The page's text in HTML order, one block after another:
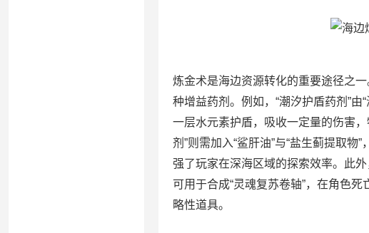
炼金术是海边资源转化的重要途径之一
种增益药剂。例如，“潮汐护盾药剂”由
一层水元素护盾，吸收一定量的伤害
剂”则需加入“鲨肝油”与“盐生蓟提取
强了玩家在深海区域的探索效率。此外
可用于合成“灵魂复苏卷轴”，在角色
略性道具。